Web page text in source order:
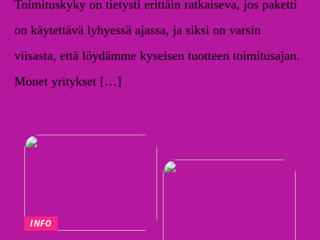
Toimituskyky on tietysti erittäin ratkaiseva, jos paketti
on käytettävä lyhyessä ajassa, ja siksi on varsin
viisasta, että löydämme kyseisen tuotteen toimitusajan.
Monet yritykset […]
INFO